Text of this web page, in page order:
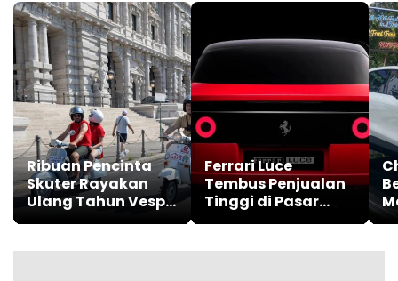
Ribuan Pencinta
Skuter Rayakan
Ulang Tahun Vespa
ke-80
Ferrari Luce
Tembus Penjualan
Tinggi di Pasar
China